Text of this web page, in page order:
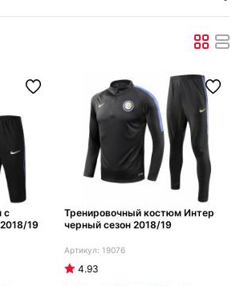
с
19
Тренировочный костюм Интер
черный сезон 2018/19
19076
4.93